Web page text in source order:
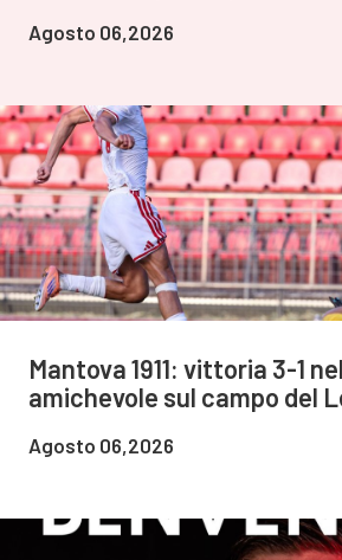
Agosto 06,2026
Mantova 1911: vittoria 3-1
amichevole sul campo del
Agosto 06,2026